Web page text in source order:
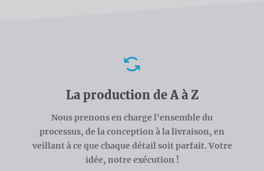
La production de A à Z
Nous prenons en charge l'ensemble du
processus, de la conception à la livraison, en
veillant à ce que chaque détail soit parfait. Votre
idée, notre exécution !